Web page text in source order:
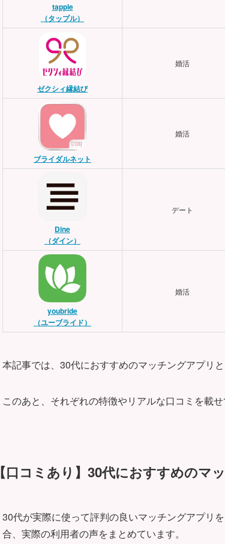
tapple
（タップル）
ゼクシィ縁結び
婚活
ブライダルネット
婚活
Dine
（ダイン）
デート
youbride
（ユーブライド）
婚活
本記事では、30代におすすめのマッチングアプリ
このあと、それぞれの特徴やリアルな口コミを載せ
【口コミあり】30代におすすめのマ
30代が実際に使って評判の良いマッチングアプリ
合、実際の利用者の声をまとめています。